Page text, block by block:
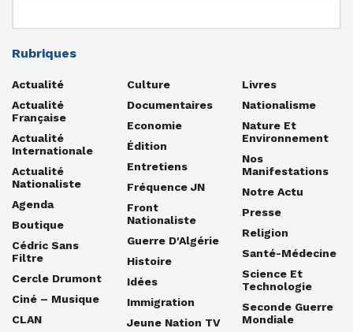
Rubriques
Actualité
Actualité
Française
Actualité
Internationale
Actualité
Nationaliste
Agenda
Boutique
Cédric Sans
Filtre
Cercle Drumont
Ciné – Musique
CLAN
Culture
Documentaires
Economie
Édition
Entretiens
Fréquence JN
Front
Nationaliste
Guerre D'Algérie
Histoire
Idées
Immigration
Jeune Nation TV
Livres
Nationalisme
Nature Et
Environnement
Nos
Manifestations
Notre Actu
Presse
Religion
Santé-Médecine
Science Et
Technologie
Seconde Guerre
Mondiale